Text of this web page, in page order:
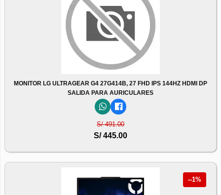
MONITOR LG ULTRAGEAR G4 27G414B, 27 FHD IPS 144HZ HDMI DP
SALIDA PARA AURICULARES
S/ 491.00
S/ 445.00
--1%